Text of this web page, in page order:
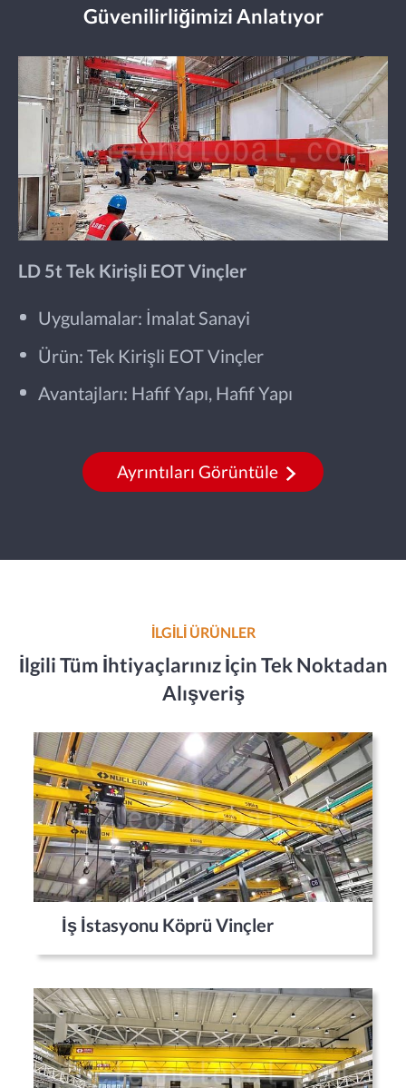
Güvenilirliğimizi Anlatıyor
LD 5t Tek Kirişli EOT Vinçler
Uygulamalar: İmalat Sanayi
Ürün: Tek Kirişli EOT Vinçler
Avantajları: Hafif Yapı, Hafif Yapı
Ayrıntıları Görüntüle
İLGİLİ ÜRÜNLER
İlgili Tüm İhtiyaçlarınız İçin Tek Noktadan
Alışveriş
İş İstasyonu Köprü Vinçler